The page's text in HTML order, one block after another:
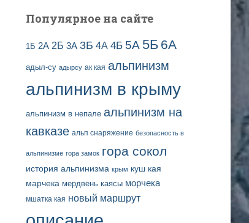
Популярное на сайте
1Б 2А 2Б 3А 3Б 4А 4Б 5А 5Б 6А
адыл-су адырсу ак кая альпинизм
альпинизм в крыму
альпинизм в непале альпинизм на
кавказе альп снаряжение безопасность в
альпинизме гора замок гора сокол
история альпинизма крым куш кая
марчека мердвень каясы морчека
мшатка кая новый маршрут